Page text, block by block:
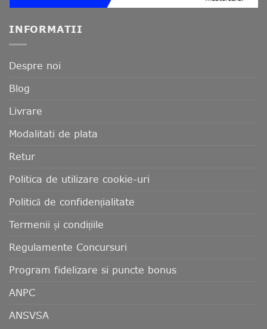
INFORMATII
Despre noi
Blog
Livrare
Modalitati de plata
Retur
Politica de utilizare cookie-uri
Politică de confidențialitate
Termenii și condițiile
Regulamente Concursuri
Program fidelizare si puncte bonus
ANPC
ANSVSA